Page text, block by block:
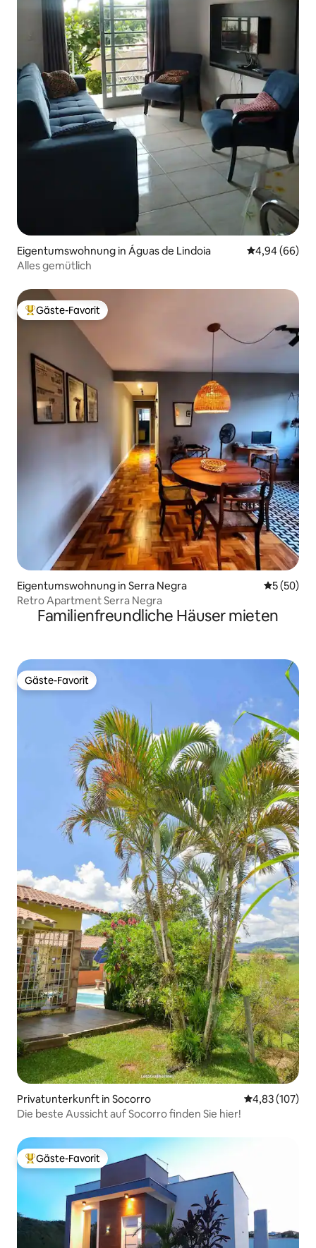
Eigentumswohnung in Águas de Lindoia
4,94 (66)
Alles gemütlich
Beliebter Gäste-Favorit.
Gäste-Favorit
Eigentumswohnung in Serra Negra
5 (50)
Retro Apartment Serra Negra
Familienfreundliche Häuser mieten
Gäste-Favorit
Gäste-Favorit
Privatunterkunft in Socorro
4,83 (107)
Die beste Aussicht auf Socorro finden Sie hier!
Beliebter Gäste-Favorit.
Gäste-Favorit